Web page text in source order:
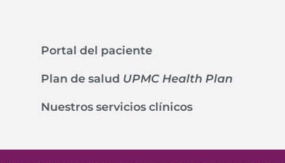
Portal del paciente
Plan de salud UPMC Health Plan
Nuestros servicios clínicos